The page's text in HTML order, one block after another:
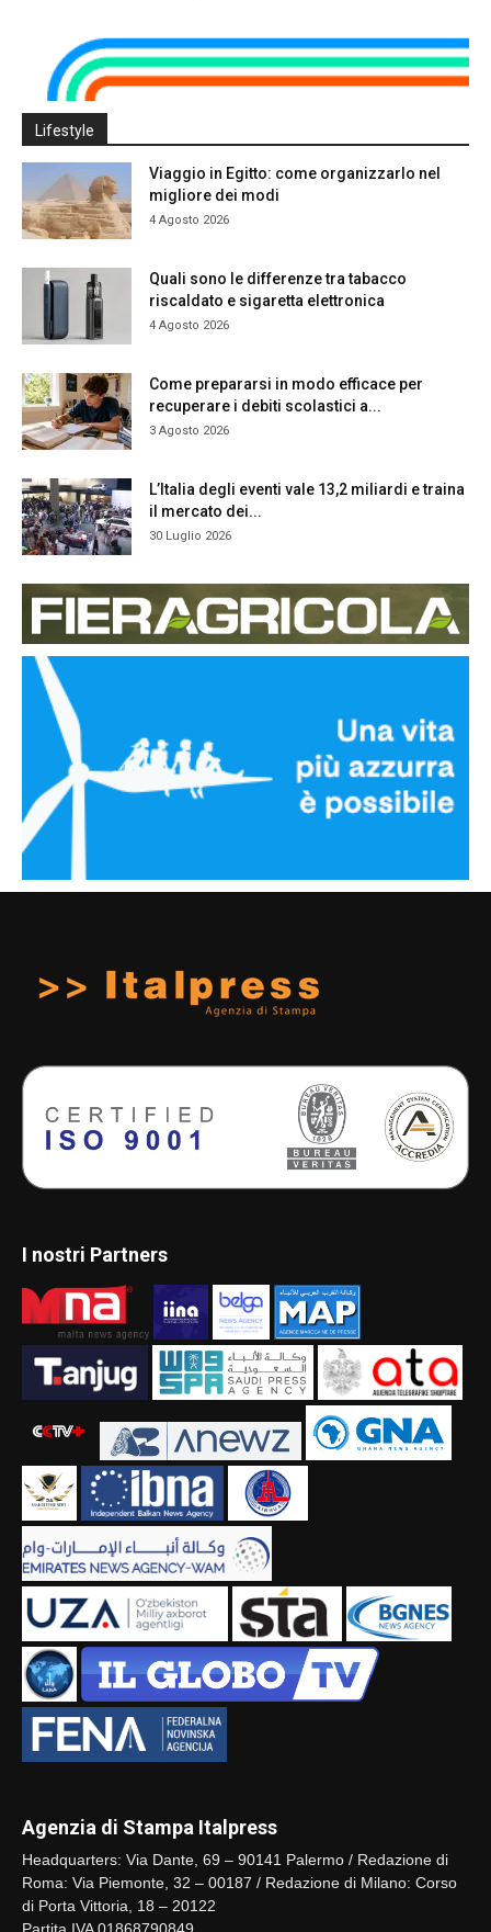
Lifestyle
Viaggio in Egitto: come organizzarlo nel
migliore dei modi
4 Agosto 2026
Quali sono le differenze tra tabacco
riscaldato e sigaretta elettronica
4 Agosto 2026
Come prepararsi in modo efficace per
recuperare i debiti scolastici a...
3 Agosto 2026
L’Italia degli eventi vale 13,2 miliardi e traina
il mercato dei...
30 Luglio 2026
I nostri Partners
Agenzia di Stampa Italpress
Headquarters: Via Dante, 69 – 90141 Palermo / Redazione di
Roma: Via Piemonte, 32 – 00187 / Redazione di Milano: Corso
di Porta Vittoria, 18 – 20122